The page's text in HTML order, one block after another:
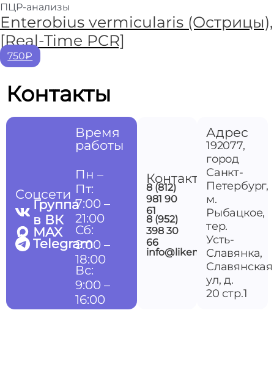
ПЦР-анализы
Enterobius vermicularis (Острицы),
[Real-Time PCR]
750₽
Контакты
Контакты
8 (812)
981 90
61
8 (952)
398 30
66
info@likemedspb.ru
Адрес
192077,
город
Санкт-
Петербург,
м.
Рыбацкое,
тер.
Усть-
Славянка,
Славянская
ул, д.
20 стр.1
Соцсети
Группа
в ВК
MAX
Telegram
Время
работы
Пн –
Пт:
7:00 –
21:00
Сб:
9:00 –
18:00
Вс:
9:00 –
16:00